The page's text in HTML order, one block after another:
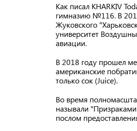
Как писал KHARKIV
гимназию №116. В
Жуковского
университет
авиации.
В 2018 году прошел
американские
только сок (Juice).
Во время
называли
послом